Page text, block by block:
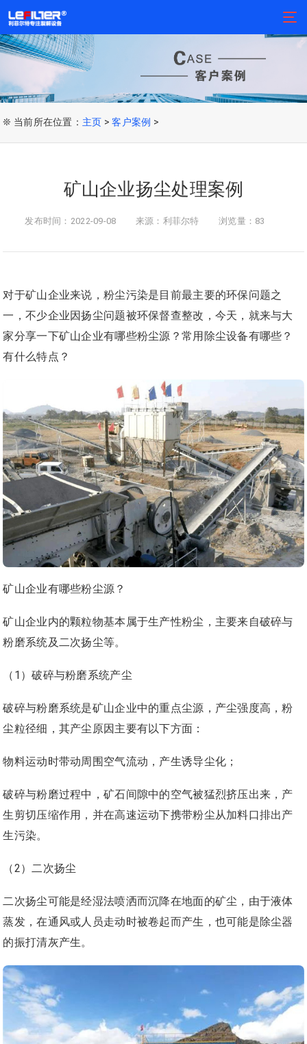
❊ 当前所在位置： 主页 >客户案例 >
矿山企业扬尘处理案例
发布时间：2022-09-08 来源：利菲尔特 浏览量：83
对于矿山企业来说，粉尘污染是目前最主要的环保问题之
一，不少企业因扬尘问题被环保督查整改，今天，就来与大
家分享一下矿山企业有哪些粉尘源？常用除尘设备有哪些？
有什么特点？
矿山企业有哪些粉尘源？
矿山企业内的颗粒物基本属于生产性粉尘，主要来自破碎与
粉磨系统及二次扬尘等。
（1）破碎与粉磨系统产尘
破碎与粉磨系统是矿山企业中的重点尘源，产尘强度高，粉
尘粒径细，其产尘原因主要有以下方面：
物料运动时带动周围空气流动，产生诱导尘化；
破碎与粉磨过程中，矿石间隙中的空气被猛烈挤压出来，产
生剪切压缩作用，并在高速运动下携带粉尘从加料口排出产
生污染。
（2）二次扬尘
二次扬尘可能是经湿法喷洒而沉降在地面的矿尘，由于液体
蒸发，在通风或人员走动时被卷起而产生，也可能是除尘器
的振打清灰产生。